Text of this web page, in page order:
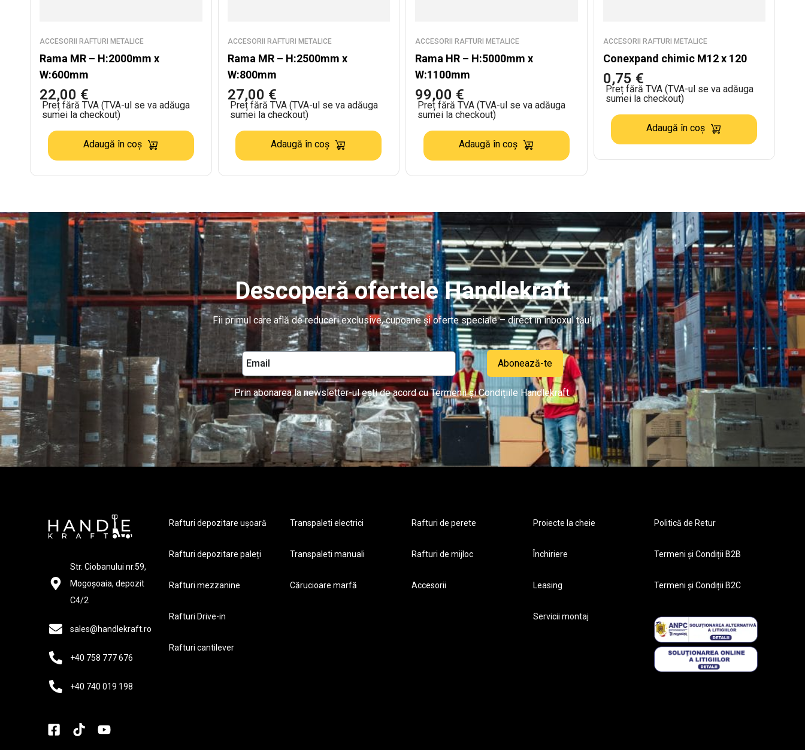
ACCESORII RAFTURI METALICE
Rama MR – H:2000mm x
W:600mm
22,00 €
Preț fără TVA (TVA-ul se va adăuga
sumei la checkout)
Adaugă în coș
ACCESORII RAFTURI METALICE
Rama MR – H:2500mm x
W:800mm
27,00 €
Preț fără TVA (TVA-ul se va adăuga
sumei la checkout)
Adaugă în coș
ACCESORII RAFTURI METALICE
Rama HR – H:5000mm x
W:1100mm
99,00 €
Preț fără TVA (TVA-ul se va adăuga
sumei la checkout)
Adaugă în coș
ACCESORII RAFTURI METALICE
Conexpand chimic M12 x 120
0,75 €
Preț fără TVA (TVA-ul se va adăuga
sumei la checkout)
Adaugă în coș
Descoperă ofertele Handlekraft
Fii primul care află de reduceri exclusive, cupoane și oferte speciale – direct în inboxul tău!
Abonează-te
Prin abonarea la newsletter-ul ești de acord cu Termenii și Condițiile Handlekraft.
Str. Ciobanului nr.59,
Mogoșoaia, depozit
C4/2
sales@handlekraft.ro
+40 758 777 676
+40 740 019 198
Rafturi depozitare ușoară
Rafturi depozitare paleți
Rafturi mezzanine
Rafturi Drive-in
Rafturi cantilever
Transpaleti electrici
Transpaleti manuali
Cărucioare marfă
Rafturi de perete
Rafturi de mijloc
Accesorii
Proiecte la cheie
Închiriere
Leasing
Servicii montaj
Politică de Retur
Termeni și Condiții B2B
Termeni și Condiții B2C